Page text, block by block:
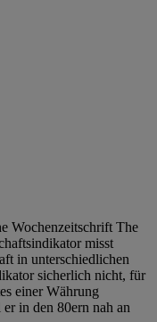
Wochenzeitschrift The
misst
in unterschiedlichen
sicherlich nicht, für
einer Währung
in den 80ern nah an